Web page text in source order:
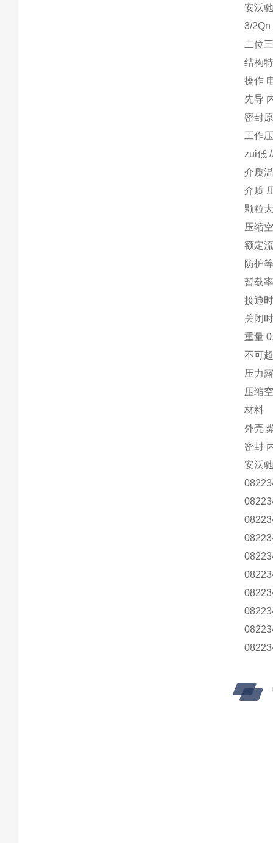
安沃
3/2Qn
二位
结构
操作
先导
密封
工作
zui低
介质
介质
颗粒
压缩
额定
防护
暂载
接通
关闭
重量
不可
压力
压缩
材料
外壳
密封
安沃